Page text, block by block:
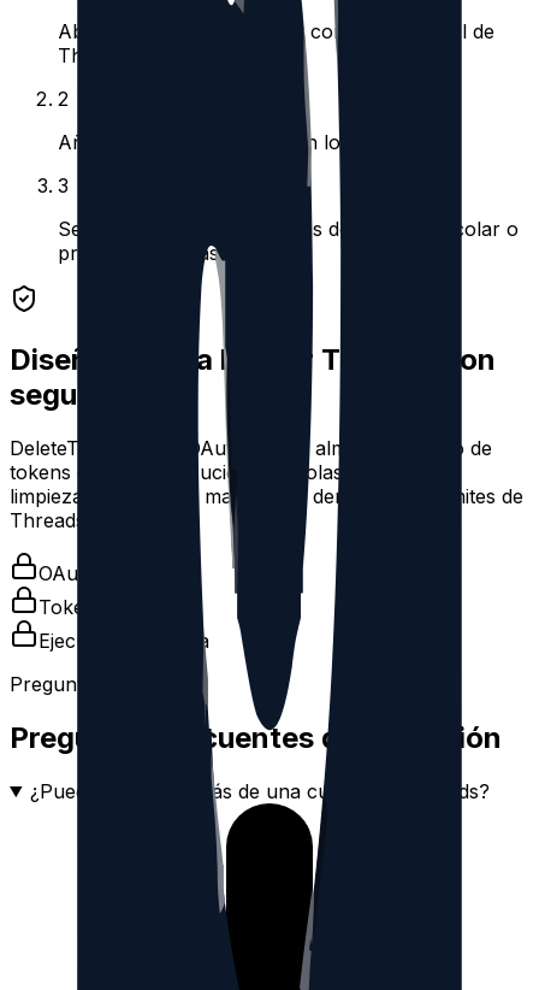
Abre el panel de cuentas y conecta un perfil de
Threads.
2
Añade otra cuenta si tu plan lo permite.
3
Selecciona una cuenta antes de buscar, encolar o
programar tareas.
Diseñado para limpiar Threads con
seguridad
DeleteThreads usa OAuth oficial, almacenamiento de
tokens cifrado y ejecución por colas para que las
limpiezas grandes se mantengan dentro de los límites de
Threads.
OAuth oficial
Tokens cifrados
Ejecución por cola
Preguntas frecuentes
Preguntas frecuentes de la función
¿Puedo gestionar más de una cuenta de Threads?